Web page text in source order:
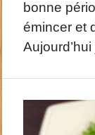
bonne
émincer et